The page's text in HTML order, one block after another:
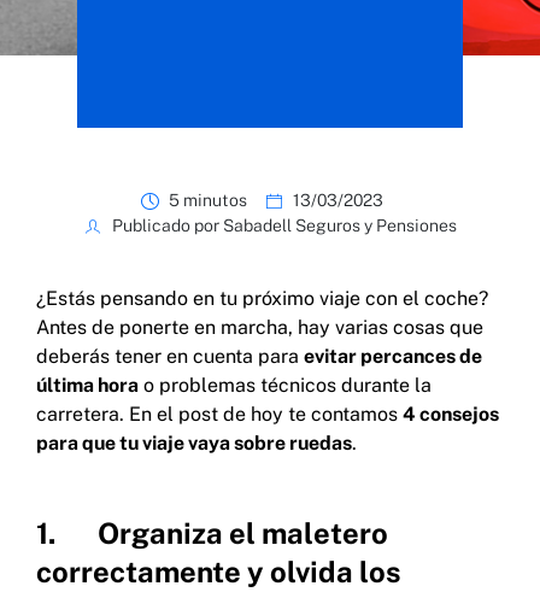
5 minutos
13/03/2023
Publicado por Sabadell Seguros y Pensiones
¿Estás pensando en tu próximo viaje con el coche?
Antes de ponerte en marcha, hay varias cosas que
deberás tener en cuenta para evitar percances de
última hora o problemas técnicos durante la
carretera. En el post de hoy te contamos 4 consejos
para que tu viaje vaya sobre ruedas.
1. Organiza el maletero
correctamente y olvida los